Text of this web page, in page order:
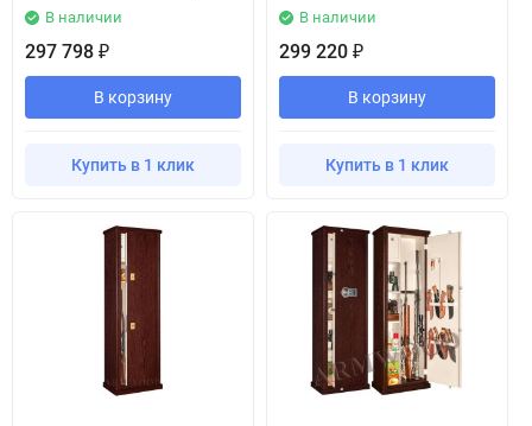
В наличии
297 798 ₽
В корзину
Купить в 1 клик
В наличии
299 220 ₽
В корзину
Купить в 1 клик